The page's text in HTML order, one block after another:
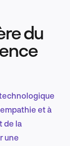
produit
du
et à
de la
une